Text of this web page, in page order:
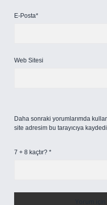
E-Posta*
Web Sitesi
Daha sonraki yorumlarımda
site adresim bu tarayıcıya
7 + 8 kaçtır? *